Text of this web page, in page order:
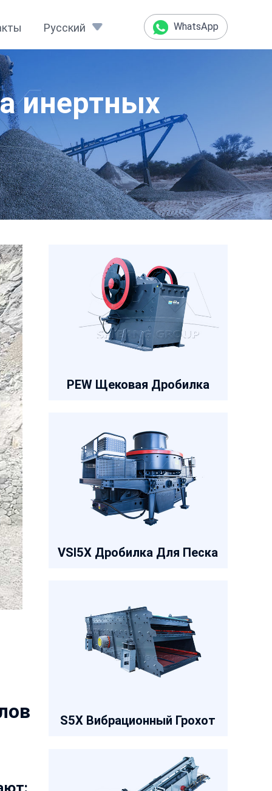
WhatsApp
Русский
инертных
PEW Щековая Дробилка
VSI5X Дробилка Для Песка
S5X Вибрационный Грохот